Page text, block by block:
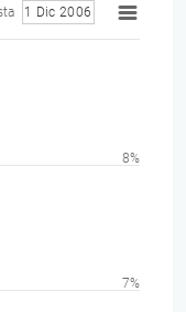
1 Dic 2006
7%
8%